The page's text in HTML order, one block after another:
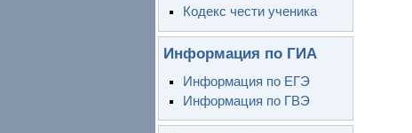
Кодекс чести ученика
Информация по ГИА
Информация по ЕГЭ
Информация по ГВЭ